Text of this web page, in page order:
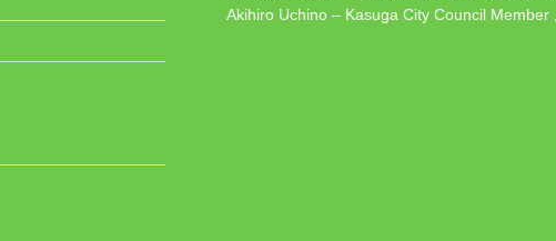
Akihiro Uchino – Kasuga City Council Member